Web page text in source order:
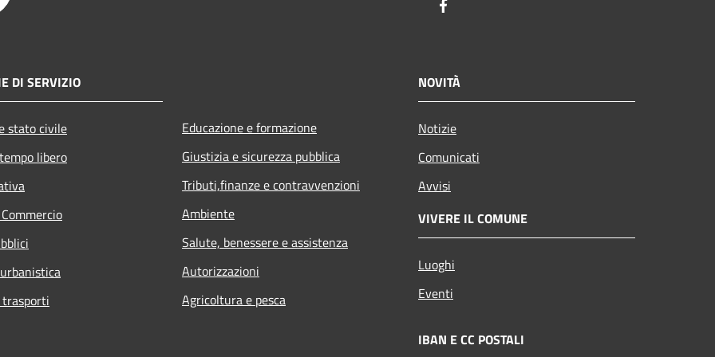
DI SERVIZIO
stato civile
libero
Educazione e formazione
Giustizia e sicurezza pubblica
Tributi,finanze e contravvenzioni
Ambiente
Salute, benessere e assistenza
Autorizzazioni
Agricoltura e pesca
NOVITÀ
Notizie
Comunicati
Avvisi
VIVERE IL COMUNE
Luoghi
Eventi
IBAN E CC POSTALI